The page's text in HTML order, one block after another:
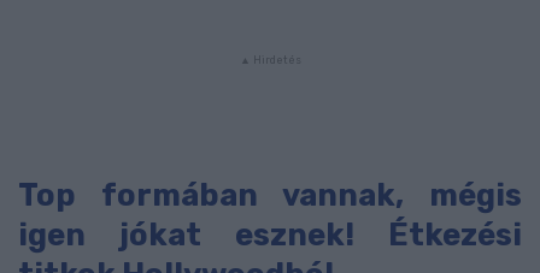
Top formában vannak, mégis
igen jókat esznek! Étkezési